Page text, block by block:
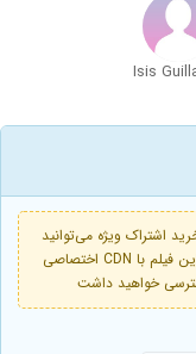
اشتراک ویژه می‌توانید
هر 2 ساعت یک‌بار درخواست همگام‌سازی لینک‌های این فیلم با CDN اختصاصی
خواهید داشت